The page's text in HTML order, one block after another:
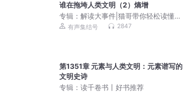
谁在拖垮人类文明（2）熵增
专辑：解读大事件|猫哥带你轻松读懂大
事件背后的深层逻辑
有声集结号 2847
第1351章 元素与人类文明：元素谱写的
文明史诗
专辑：读千卷书丨好书推荐